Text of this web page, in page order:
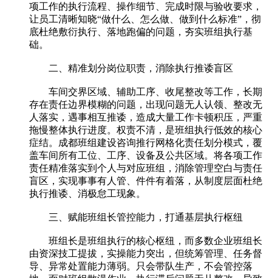
项工作的执行流程、操作细节、完成时限与验收要求，
让员工清晰知晓“做什么、怎么做、做到什么标准”，彻
底杜绝敷衍执行、落地跑偏的问题，夯实班组执行基
础。
二、精准划分岗位职责，消除执行推诿盲区
车间交界区域、辅助工序、收尾整改等工作，长期
存在责任边界模糊的问题，出现问题无人认领、整改无
人落实，遇事相互推诿，造成大量工作卡顿积压，严重
拖慢整体执行进度。权责不清，是班组执行低效的核心
症结。成都班组建设咨询推行网格化责任划分模式，覆
盖车间所有工位、工序、设备及公共区域。将各项工作
责任精准落实到个人与对应班组，消除管理空白与责任
盲区，实现事事有人管、件件有着落，从制度层面杜绝
执行推诿、消极怠工现象。
三、赋能班组长管控能力，打通基层执行枢纽
班组长是班组执行的核心枢纽，而多数企业班组长
由资深技工提拔，实操能力突出，但统筹管理、任务督
导、异常处置能力薄弱。只会带队生产，不会管控落